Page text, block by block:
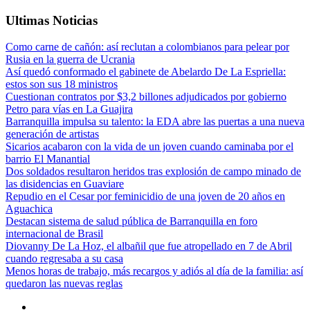
Ultimas Noticias
Como carne de cañón: así reclutan a colombianos para pelear por
Rusia en la guerra de Ucrania
Así quedó conformado el gabinete de Abelardo De La Espriella:
estos son sus 18 ministros
Cuestionan contratos por $3,2 billones adjudicados por gobierno
Petro para vías en La Guajira
Barranquilla impulsa su talento: la EDA abre las puertas a una nueva
generación de artistas
Sicarios acabaron con la vida de un joven cuando caminaba por el
barrio El Manantial
Dos soldados resultaron heridos tras explosión de campo minado de
las disidencias en Guaviare
Repudio en el Cesar por feminicidio de una joven de 20 años en
Aguachica
Destacan sistema de salud pública de Barranquilla en foro
internacional de Brasil
Diovanny De La Hoz, el albañil que fue atropellado en 7 de Abril
cuando regresaba a su casa
Menos horas de trabajo, más recargos y adiós al día de la familia: así
quedaron las nuevas reglas